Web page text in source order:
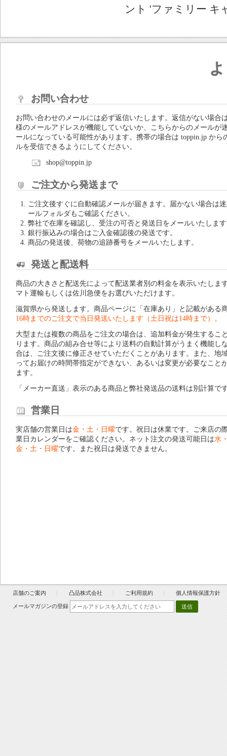
ント 'ファミリー キ
お問い合わせ
お問い合わせのメールには必ず返信いたします。返信がない場合
様のメールアドレスが機能していないか、こちらからのメールが
ールになっている可能性があります。携帯の場合は toppin.jp から
ルを受信できるようにしてください。
shop@toppin.jp
ご注文から発送まで
ご注文後すぐに自動確認メールが届きます。届かない場合は
ールフォルダもご確認ください。
弊社で在庫を確認し、受注の可否と発送日をメールいたしま
銀行振込みの場合はご入金確認後の発送です。
商品の発送後、荷物の追跡番号をメールいたします。
発送と配送料
商品の大きさと配送先によって配送業者別の料金を表示いたしま
マト運輸もしくは佐川急便をお選びいただけます。
滋賀県から発送します。商品ページに「在庫あり」と記載がある
16時までのご注文で当日発送いたします（土日祝は14時まで）。
大型または複数の商品をご注文の場合は、追加料金が発生するこ
ります。商品の組み合せ等により送料の自動計算がうまく機能し
合は、ご注文後に修正させていただくことがあります。また、地
ってお届けの時間帯指定ができない、あるいは変更が必要なこと
ます。
「メーカー直送」表示のある商品と弊社発送品の送料は別計算で
営業日
実店舗の営業日は金・土・日曜です。祝日は休業です。ご来店の
業日カレンダーをご確認ください。ネット注文の発送可能日は水
金・土・日曜です。また祝日は発送できません。
店舗のご案内 凸品株式会社 ご利用規約 個人情報保護方針
メールマガジンの登録 送信